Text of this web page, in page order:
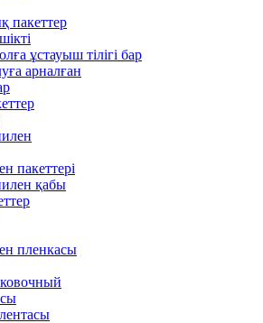
пакеттер
ұстауыш тілігі бар
арналған
пакеттері
қабы
пленкасы